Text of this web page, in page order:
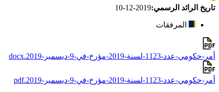
تاريخ الرائد الرسمي:2019-12-10
المرفقات
أمر-حكومي-عدد-1123-لسنة-2019-مؤرخ-في-9-ديسمبر-2019.docx
أمر-حكومي-عدد-1123-لسنة-2019-مؤرخ-في-9-ديسمبر-2019.pdf